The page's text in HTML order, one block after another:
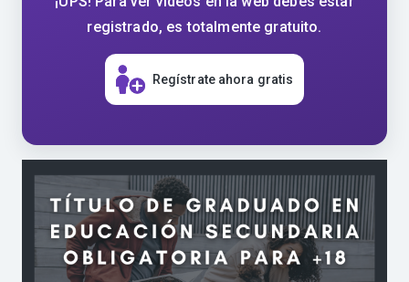
registrado, es totalmente gratuito.
Regístrate ahora gratis